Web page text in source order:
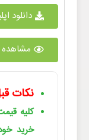
دانلود
نکات
کلیه
خرید